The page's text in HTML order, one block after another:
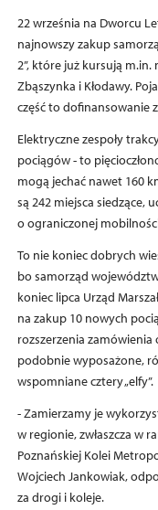
22 września na Dworcu
najnowszy zakup
2”, które już kursują m.in.
Zbąszynka i Kłodawy.
część to dofinansowanie
Elektryczne zespoły
pociągów - to
mogą jechać nawet 160
są 242 miejsca siedzące,
o ograniczonej
To nie koniec dobrych
bo samorząd
koniec lipca Urząd
na zakup 10 nowych
rozszerzenia zamówienia
podobnie wyposażone,
wspomniane cztery „elfy”.
- Zamierzamy je
w regionie, zwłaszcza w
Poznańskiej Kolei
Wojciech Jankowiak,
za drogi i koleje.